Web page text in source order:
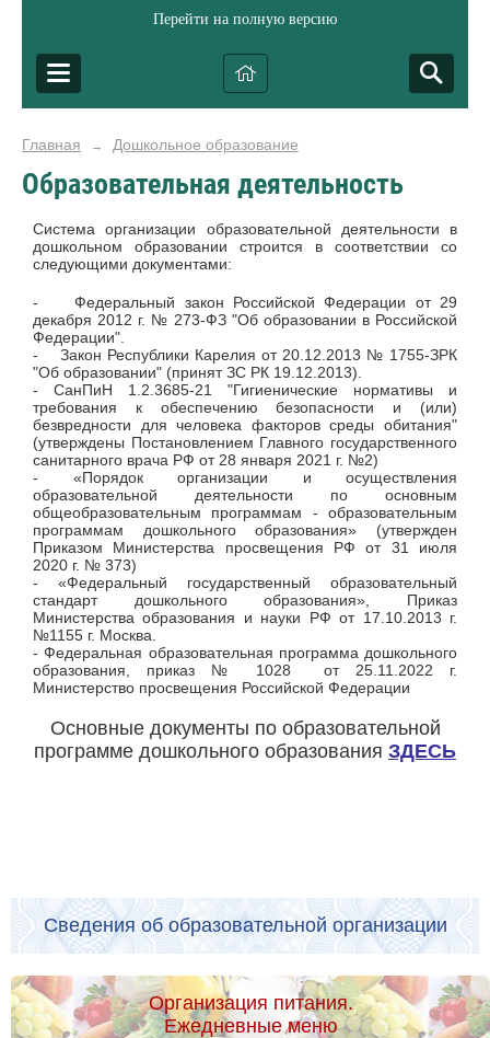
Перейти на полную версию
Главная → Дошкольное образование
Образовательная деятельность
Система организации образовательной деятельности в
дошкольном образовании строится в соответствии со
следующими документами:
- Федеральный закон Российской Федерации от 29
декабря 2012 г. № 273-ФЗ "Об образовании в Российской
Федерации".
- Закон Республики Карелия от 20.12.2013 № 1755-ЗРК
"Об образовании" (принят ЗС РК 19.12.2013).
- СанПиН 1.2.3685-21 "Гигиенические нормативы и
требования к обеспечению безопасности и (или)
безвредности для человека факторов среды обитания"
(утверждены Постановлением Главного государственного
санитарного врача РФ от 28 января 2021 г. №2)
- «Порядок организации и осуществления
образовательной деятельности по основным
общеобразовательным программам - образовательным
программам дошкольного образования» (утвержден
Приказом Министерства просвещения РФ от 31 июля
2020 г. № 373)
- «Федеральный государственный образовательный
стандарт дошкольного образования», Приказ
Министерства образования и науки РФ от 17.10.2013 г.
№1155 г. Москва.
- Федеральная образовательная программа дошкольного
образования, приказ № 1028 от 25.11.2022 г.
Министерство просвещения Российской Федерации
Основные документы по образовательной
программе дошкольного образования ЗДЕСЬ
Сведения об образовательной организации
Организация питания.
Ежедневные меню